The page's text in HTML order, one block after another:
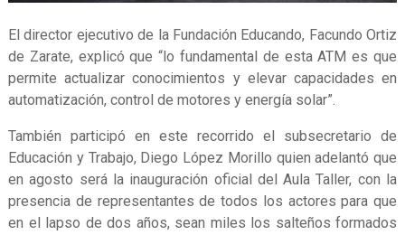
El director ejecutivo de la Fundación Educando, Facundo Ortiz
de Zarate, explicó que “lo fundamental de esta ATM es que
permite actualizar conocimientos y elevar capacidades en
automatización, control de motores y energía solar”.
También participó en este recorrido el subsecretario de
Educación y Trabajo, Diego López Morillo quien adelantó que
en agosto será la inauguración oficial del Aula Taller, con la
presencia de representantes de todos los actores para que
en el lapso de dos años, sean miles los salteños formados